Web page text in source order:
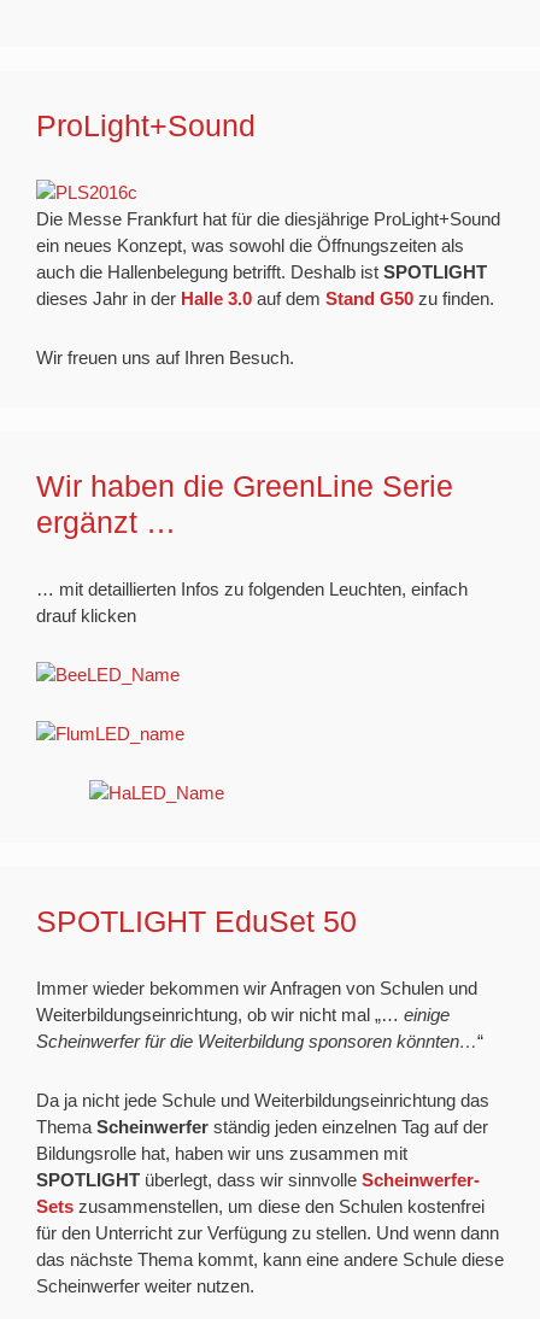
ProLight+Sound
Die Messe Frankfurt hat für die diesjährige ProLight+Sound
ein neues Konzept, was sowohl die Öffnungszeiten als
auch die Hallenbelegung betrifft. Deshalb ist SPOTLIGHT
dieses Jahr in der Halle 3.0 auf dem Stand G50 zu finden.
Wir freuen uns auf Ihren Besuch.
Wir haben die GreenLine Serie
ergänzt …
… mit detaillierten Infos zu folgenden Leuchten, einfach
drauf klicken
SPOTLIGHT EduSet 50
Immer wieder bekommen wir Anfragen von Schulen und
Weiterbildungseinrichtung, ob wir nicht mal „… einige
Scheinwerfer für die Weiterbildung sponsoren könnten…“
Da ja nicht jede Schule und Weiterbildungseinrichtung das
Thema Scheinwerfer ständig jeden einzelnen Tag auf der
Bildungsrolle hat, haben wir uns zusammen mit
SPOTLIGHT überlegt, dass wir sinnvolle Scheinwerfer-
Sets zusammenstellen, um diese den Schulen kostenfrei
für den Unterricht zur Verfügung zu stellen. Und wenn dann
das nächste Thema kommt, kann eine andere Schule diese
Scheinwerfer weiter nutzen.